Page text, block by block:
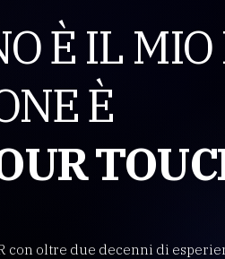
È IL MIO
È
con oltre due decenni di